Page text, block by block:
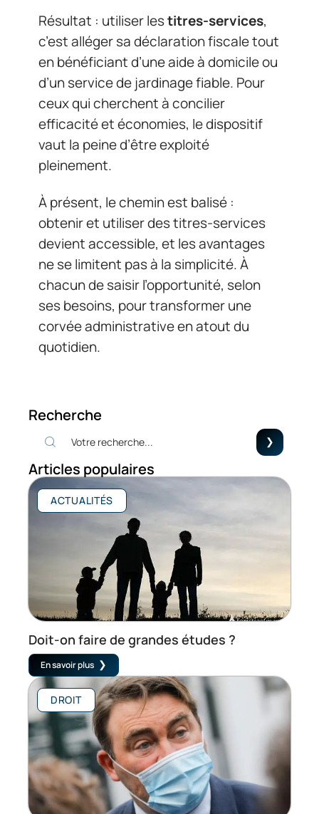
Résultat : utiliser lestitres-services,
c’est alléger sa déclaration fiscale tout
en bénéficiant d’une aide à domicile ou
d’un service de jardinage fiable. Pour
ceux qui cherchent à concilier
efficacité et économies, le dispositif
vaut la peine d’être exploité
pleinement.
À présent, le chemin est balisé :
obtenir et utiliser des titres-services
devient accessible, et les avantages
ne se limitent pas à la simplicité. À
chacun de saisir l’opportunité, selon
ses besoins, pour transformer une
corvée administrative en atout du
quotidien.
Recherche
Articles populaires
ACTUALITÉS
Doit-on faire de grandes études ?
En savoir plus
DROIT